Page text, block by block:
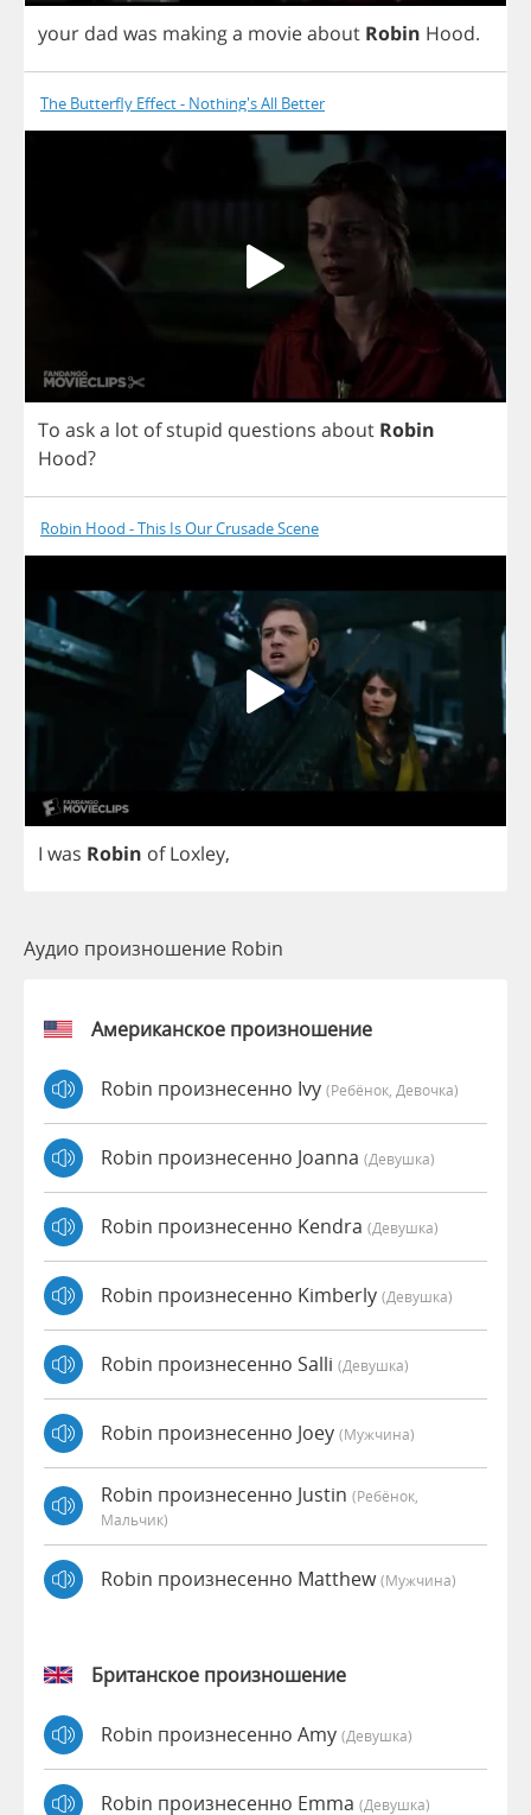
your dad was makinga movieabout Robin Hood.
The Butterfly Effect - Nothing's All Better
To aska lot of stupid questions about Robin
Hood?
Robin Hood - This Is Our Crusade Scene
I was Robin of Loxley,
Аудио произношение Robin
Американское произношение
Robin произнесенно Ivy (Ребёнок, Девочка)
Robin произнесенно Joanna (девушка)
Robin произнесенно Kendra (девушка)
Robin произнесенно Kimberly (девушка)
Robin произнесенно Salli (девушка)
Robin произнесенно Joey (мужчина)
Robin произнесенно Justin (Ребёнок,
Мальчик)
Robin произнесенно Matthew(мужчина)
Британское произношение
Robin произнесенно Amy (девушка)
Robin произнесенно Emma (девушка)